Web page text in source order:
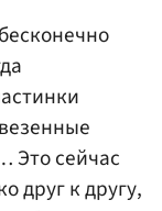
Это сейчас
друг к другу,